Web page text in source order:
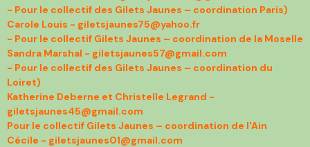
- Pour le collectif des Gilets Jaunes – coordination Paris)
Carole Louis - giletsjaunes75@yahoo.fr
- Pour le collectif Gilets Jaunes – coordination de la Moselle
Sandra Marshal - giletsjaunes57@gmail.com
- Pour le collectif des Gilets Jaunes – coordination du
Loiret)
Katherine Deberne et Christelle Legrand -
giletsjaunes45@gmail.com
Pour le collectif Gilets Jaunes – coordination de l'Ain
Cécile - giletsjaunes01@gmail.com